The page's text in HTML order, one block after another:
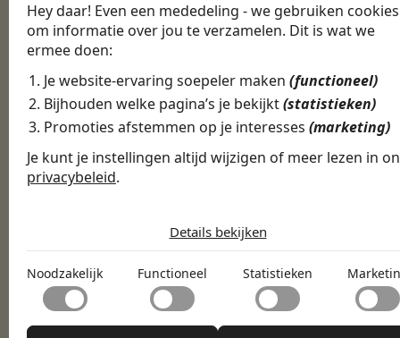
Hey daar! Even een mededeling - we gebruiken cookies
om informatie over jou te verzamelen. Dit is wat we
ermee doen:
Je website-ervaring soepeler maken(functioneel)
Bijhouden welke pagina’s je bekijkt(statistieken)
Promoties afstemmen op je interesses(marketing)
Je kunt je instellingen altijd wijzigen of meer lezen in
privacybeleid.
maken door basisfuncties zoals paginanavigatie en toegang
tot beveiligde delen van de website mogelijk te maken.
Zonder deze cookies kan de website niet naar behoren
functioneren.
Functioneel
Met functionele cookies kan een website informatie
Statistieken
Details bekijken
Noodzakelijk Functioneel Statistieken